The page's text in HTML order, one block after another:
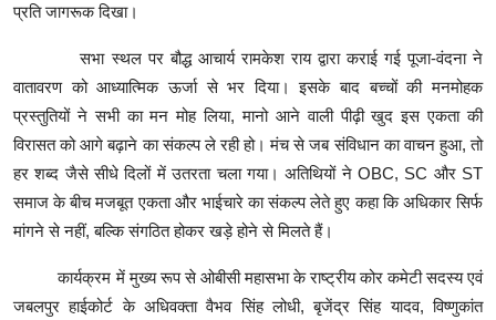
प्रति जागरूक दिखा।
सभा स्थल पर बौद्ध आचार्य रामकेश राय द्वारा कराई गई पूजा-वंदना ने
वातावरण को आध्यात्मिक ऊर्जा से भर दिया। इसके बाद बच्चों की मनमोहक
प्रस्तुतियों ने सभी का मन मोह लिया, मानो आने वाली पीढ़ी खुद इस एकता की
विरासत को आगे बढ़ाने का संकल्प ले रही हो। मंच से जब संविधान का वाचन हुआ, तो
हर शब्द जैसे सीधे दिलों में उतरता चला गया। अतिथियों ने OBC, SC और ST
समाज के बीच मजबूत एकता और भाईचारे का संकल्प लेते हुए कहा कि अधिकार सिर्फ
मांगने से नहीं, बल्कि संगठित होकर खड़े होने से मिलते हैं।
कार्यक्रम में मुख्य रूप से ओबीसी महासभा के राष्ट्रीय कोर कमेटी सदस्य एवं
जबलपुर हाईकोर्ट के अधिवक्ता वैभव सिंह लोधी, बृजेंद्र सिंह यादव, विष्णुकांत